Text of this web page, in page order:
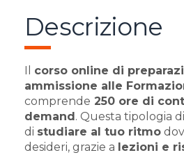
Descrizione
corso online di
ammissione alle
comprende 250 ore di
demand . Questa tipologia
di studiare al tuo ritmo
desideri, grazie a lezioni e